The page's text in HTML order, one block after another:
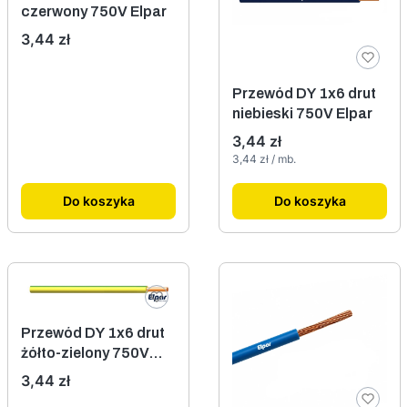
czerwony 750V Elpar
Cena
3,44 zł
Do koszyka
Przewód DY 1x6 drut
niebieski 750V Elpar
Cena
3,44 zł
Cena jednostkowa
3,44 zł / mb.
Do koszyka
Przewód DY 1x6 drut
żółto-zielony 750V
Elpar
Cena
3,44 zł